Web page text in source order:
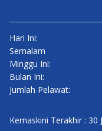
Hari Ini:
Semalam
Minggu Ini:
Bulan Ini:
Jumlah Pelawat:
Kemaskini Terakhir : 30